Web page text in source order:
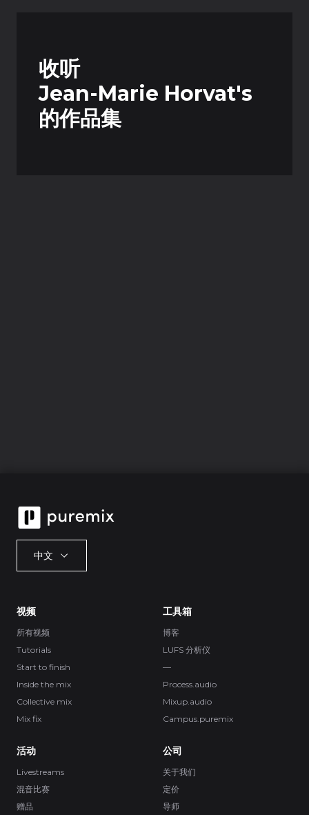
收听
Jean-Marie Horvat's
的作品集
中文
视频
所有视频
Tutorials
Start to finish
Inside the mix
Collective mix
Mix fix
工具箱
博客
LUFS 分析仪
—
Process.audio
Mixup.audio
Campus.puremix
活动
Livestreams
混音比赛
赠品
公司
关于我们
定价
导师